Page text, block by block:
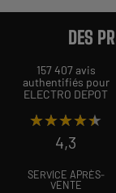
DES
157 407 avis
authentifiés pour
ELECTRO DEPOT
★★★★★
★★★★★
4,3
SERVICE APRÈS-
VENTE